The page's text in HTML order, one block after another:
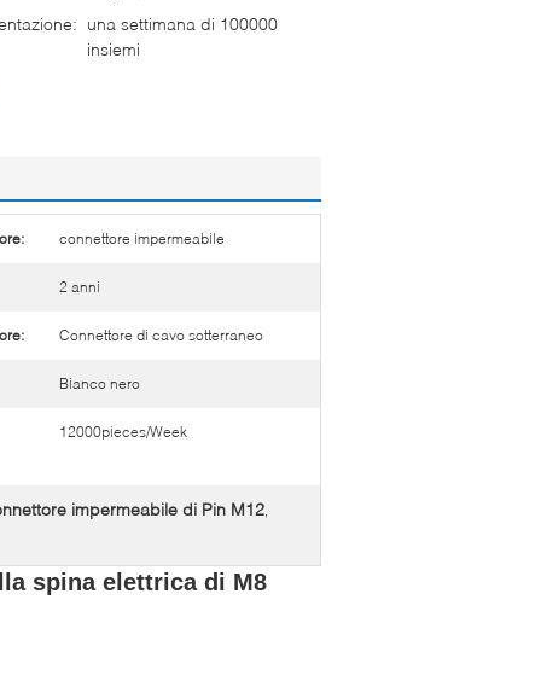
una settimana di 100000
insiemi
connettore impermeabile
2 anni
Connettore di cavo sotterraneo
Bianco nero
12000pieces/Week
impermeabile di Pin M12
spina elettrica di M8